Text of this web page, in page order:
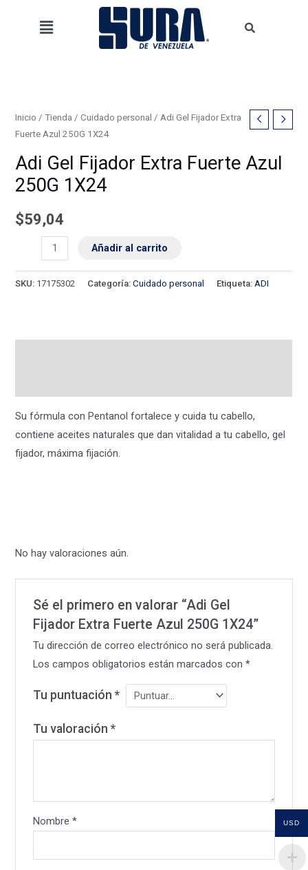
Menú
Inicio /Tienda /Cuidado personal / Adi Gel Fijador Extra
Fuerte Azul 250G 1X24
Adi Gel Fijador Extra Fuerte Azul
250G 1X24
$59,04
Adi
Gel
Fijador
Fuerte
Azul
250G
Añadir al carrito
SKU: 17175302 Categoría:Cuidado personal Etiqueta:ADI
Su fórmula con Pentanol fortalece y cuida tu cabello,
contiene aceites naturales que dan vitalidad a tu cabello, gel
fijador, máxima fijación.
No hay valoraciones aún.
Sé el primero en valorar “Adi Gel
Fijador Extra Fuerte Azul 250G 1X24”
Tu dirección de correo electrónico no será publicada.
Los campos obligatorios están marcados con *
Tu puntuación *
Tu valoración *
Nombre * USD